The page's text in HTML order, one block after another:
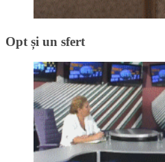
Opt și un sfert